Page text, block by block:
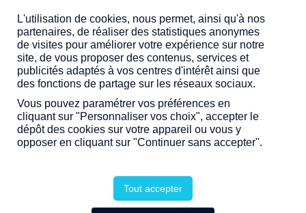
Aquitaine ou Rhône-Alpes.
CARQUEFOU
TRANCHE DE PRIX
ÉTAPE
1 PROGRAMME DISPONIBLE
L'utilisation de cookies, nous permet, ainsi qu'à nos
partenaires, de réaliser des statistiques anonymes
de visites pour améliorer votre expérience sur notre
site, de vous proposer des contenus, services et
publicités adaptés à vos centres d'intérêt ainsi que
des fonctions de partage sur les réseaux sociaux.
Vous pouvez paramétrer vos préférences en
cliquant sur "Personnaliser vos choix", accepter le
dépôt des cookies sur votre appareil ou vous y
opposer en cliquant sur "Continuer sans accepter".
Tout accepter